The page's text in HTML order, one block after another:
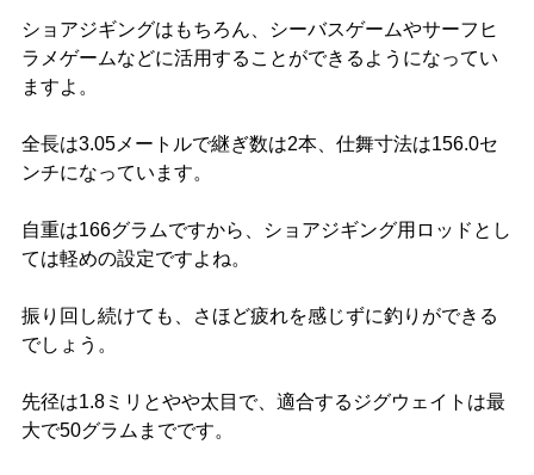
ショアジギングはもちろん、シーバスゲームやサーフヒ
ラメゲームなどに活用することができるようになってい
ますよ。
全長は3.05メートルで継ぎ数は2本、仕舞寸法は156.0セ
ンチになっています。
自重は166グラムですから、ショアジギング用ロッドとし
ては軽めの設定ですよね。
振り回し続けても、さほど疲れを感じずに釣りができる
でしょう。
先径は1.8ミリとやや太目で、適合するジグウェイトは最
大で50グラムまでです。